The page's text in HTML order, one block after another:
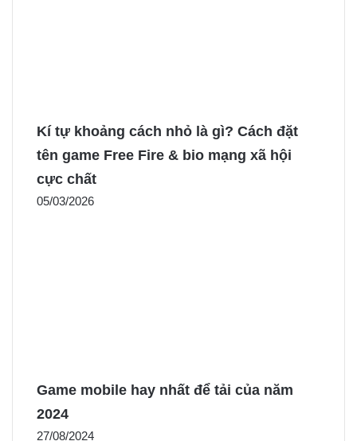
Kí tự khoảng cách nhỏ là gì? Cách đặt
tên game Free Fire & bio mạng xã hội
cực chất
05/03/2026
Game mobile hay nhất để tải của năm
2024
27/08/2024